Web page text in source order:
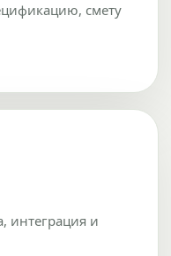
смету
интеграция и